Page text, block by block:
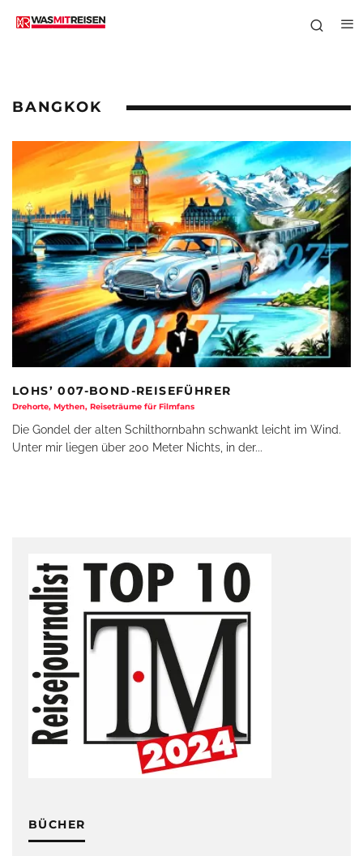
BANGKOK
LOHS’ 007-BOND-REISEFÜHRER
Drehorte, Mythen, Reiseträume für Filmfans
Die Gondel der alten Schilthornbahn schwankt leicht im Wind.
Unter mir liegen über 200 Meter Nichts, in der...
BÜCHER